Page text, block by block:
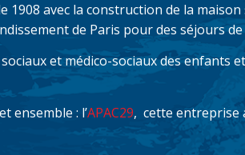
1908 avec la construction de la
de Paris pour des séjours
et médico-sociaux des
ensemble : l’APAC29, cette entreprise